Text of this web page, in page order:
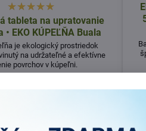
tableta na upratovanie
• EKO KÚPEĽŇA Buala
je ekologický prostriedok
na udržateľné a efektívne
povrchov v kúpeľni.